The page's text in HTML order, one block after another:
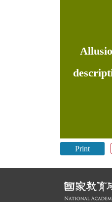
Print